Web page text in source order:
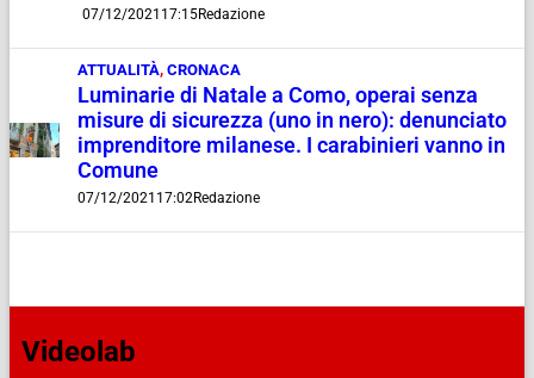
07/12/2021 17:15Redazione
ATTUALITÀ, CRONACA
Luminarie di Natale a Como, operai senza
misure di sicurezza (uno in nero): denunciato
imprenditore milanese. I carabinieri vanno in
Comune
07/12/2021 17:02Redazione
Videolab